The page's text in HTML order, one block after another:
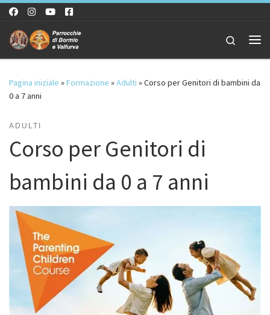
Passa al contenuto
Search
Pagina iniziale »Formazione »Adulti »Corso per Genitori di bambini da
0 a 7 anni
ADULTI
Corso per Genitori di
bambini da 0 a 7 anni